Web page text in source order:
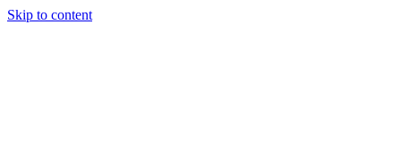
Skip to content